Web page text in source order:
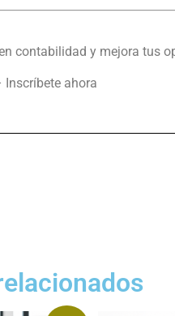
contabilidad y mejora tus
Inscríbete ahora